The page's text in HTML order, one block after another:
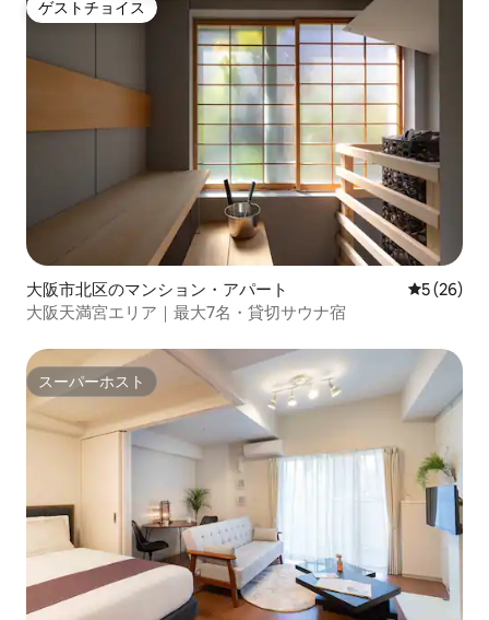
ゲストチョイス
ゲストチョイス
大阪市北区のマンション・アパート レビュー
5 (26)
大阪天満宮エリア｜最大7名・貸切サウナ宿
スーパーホスト
スーパーホスト